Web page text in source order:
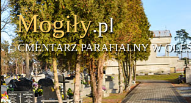
Mogiły.pl
CMENTARZ PARAFIALNY W